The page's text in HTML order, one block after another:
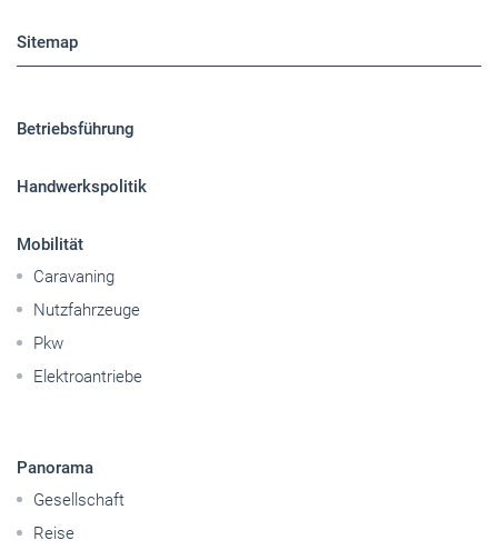
Sitemap
Betriebsführung
Handwerkspolitik
Mobilität
Caravaning
Nutzfahrzeuge
Pkw
Elektroantriebe
Panorama
Gesellschaft
Reise